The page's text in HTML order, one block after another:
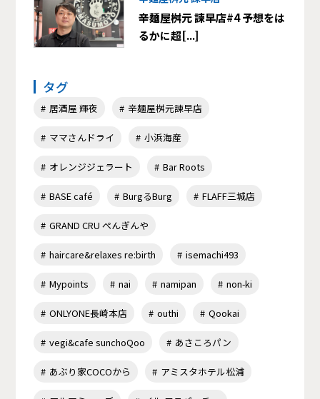
辛麺屋桝元 諫早店#4 予想をは
るかに超[...]
タグ
居酒屋 輝夜 辛麺屋桝元諫早店
ママさんドライ 小浜海産
オレンジジェラート Bar Roots
BASE café BurgるBurg FLAFF三城店
GRAND CRU ぺんぎんや
haircare&relaxes re:birth isemachi493
Mypoints nai namipan non-ki
ONLYONE長崎本店 outhi Qookai
vegi&cafe sunchoQoo あさころパン
あぶり家COCOから アミスタホテル松浦